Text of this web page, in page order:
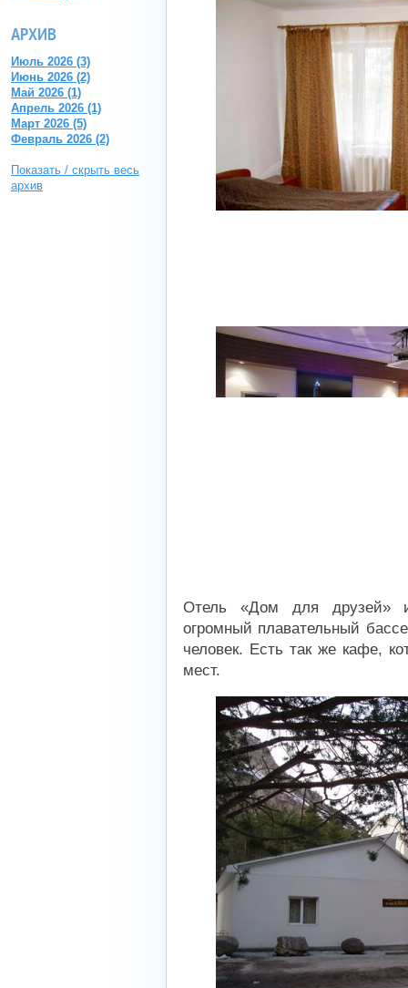
Отель «Дом для друзей»
огромный плавательный
человек. Есть так же кафе,
мест.
АРХИВ
Июль 2026 (3)
Июнь 2026 (2)
Май 2026 (1)
Апрель 2026 (1)
Март 2026 (5)
Февраль 2026 (2)
Показать / скрыть весь
архив